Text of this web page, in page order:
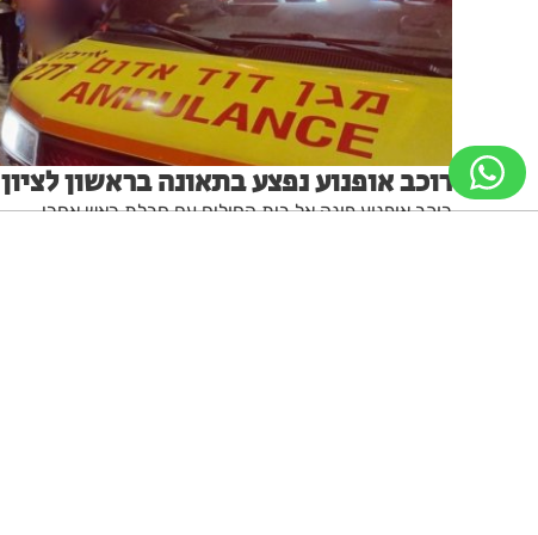
רוכב אופנוע נפצע בתאונה בראשון לציון
רוכב אופנוע פונה אל בית החולים עם חבלת ראש אחרי